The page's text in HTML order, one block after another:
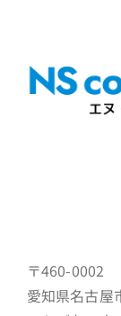
〒460-0002
愛知県名古屋